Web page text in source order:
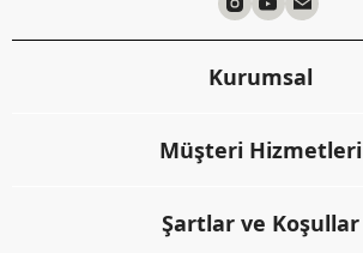
Kurumsal
Müşteri Hizmetleri
Şartlar ve Koşullar